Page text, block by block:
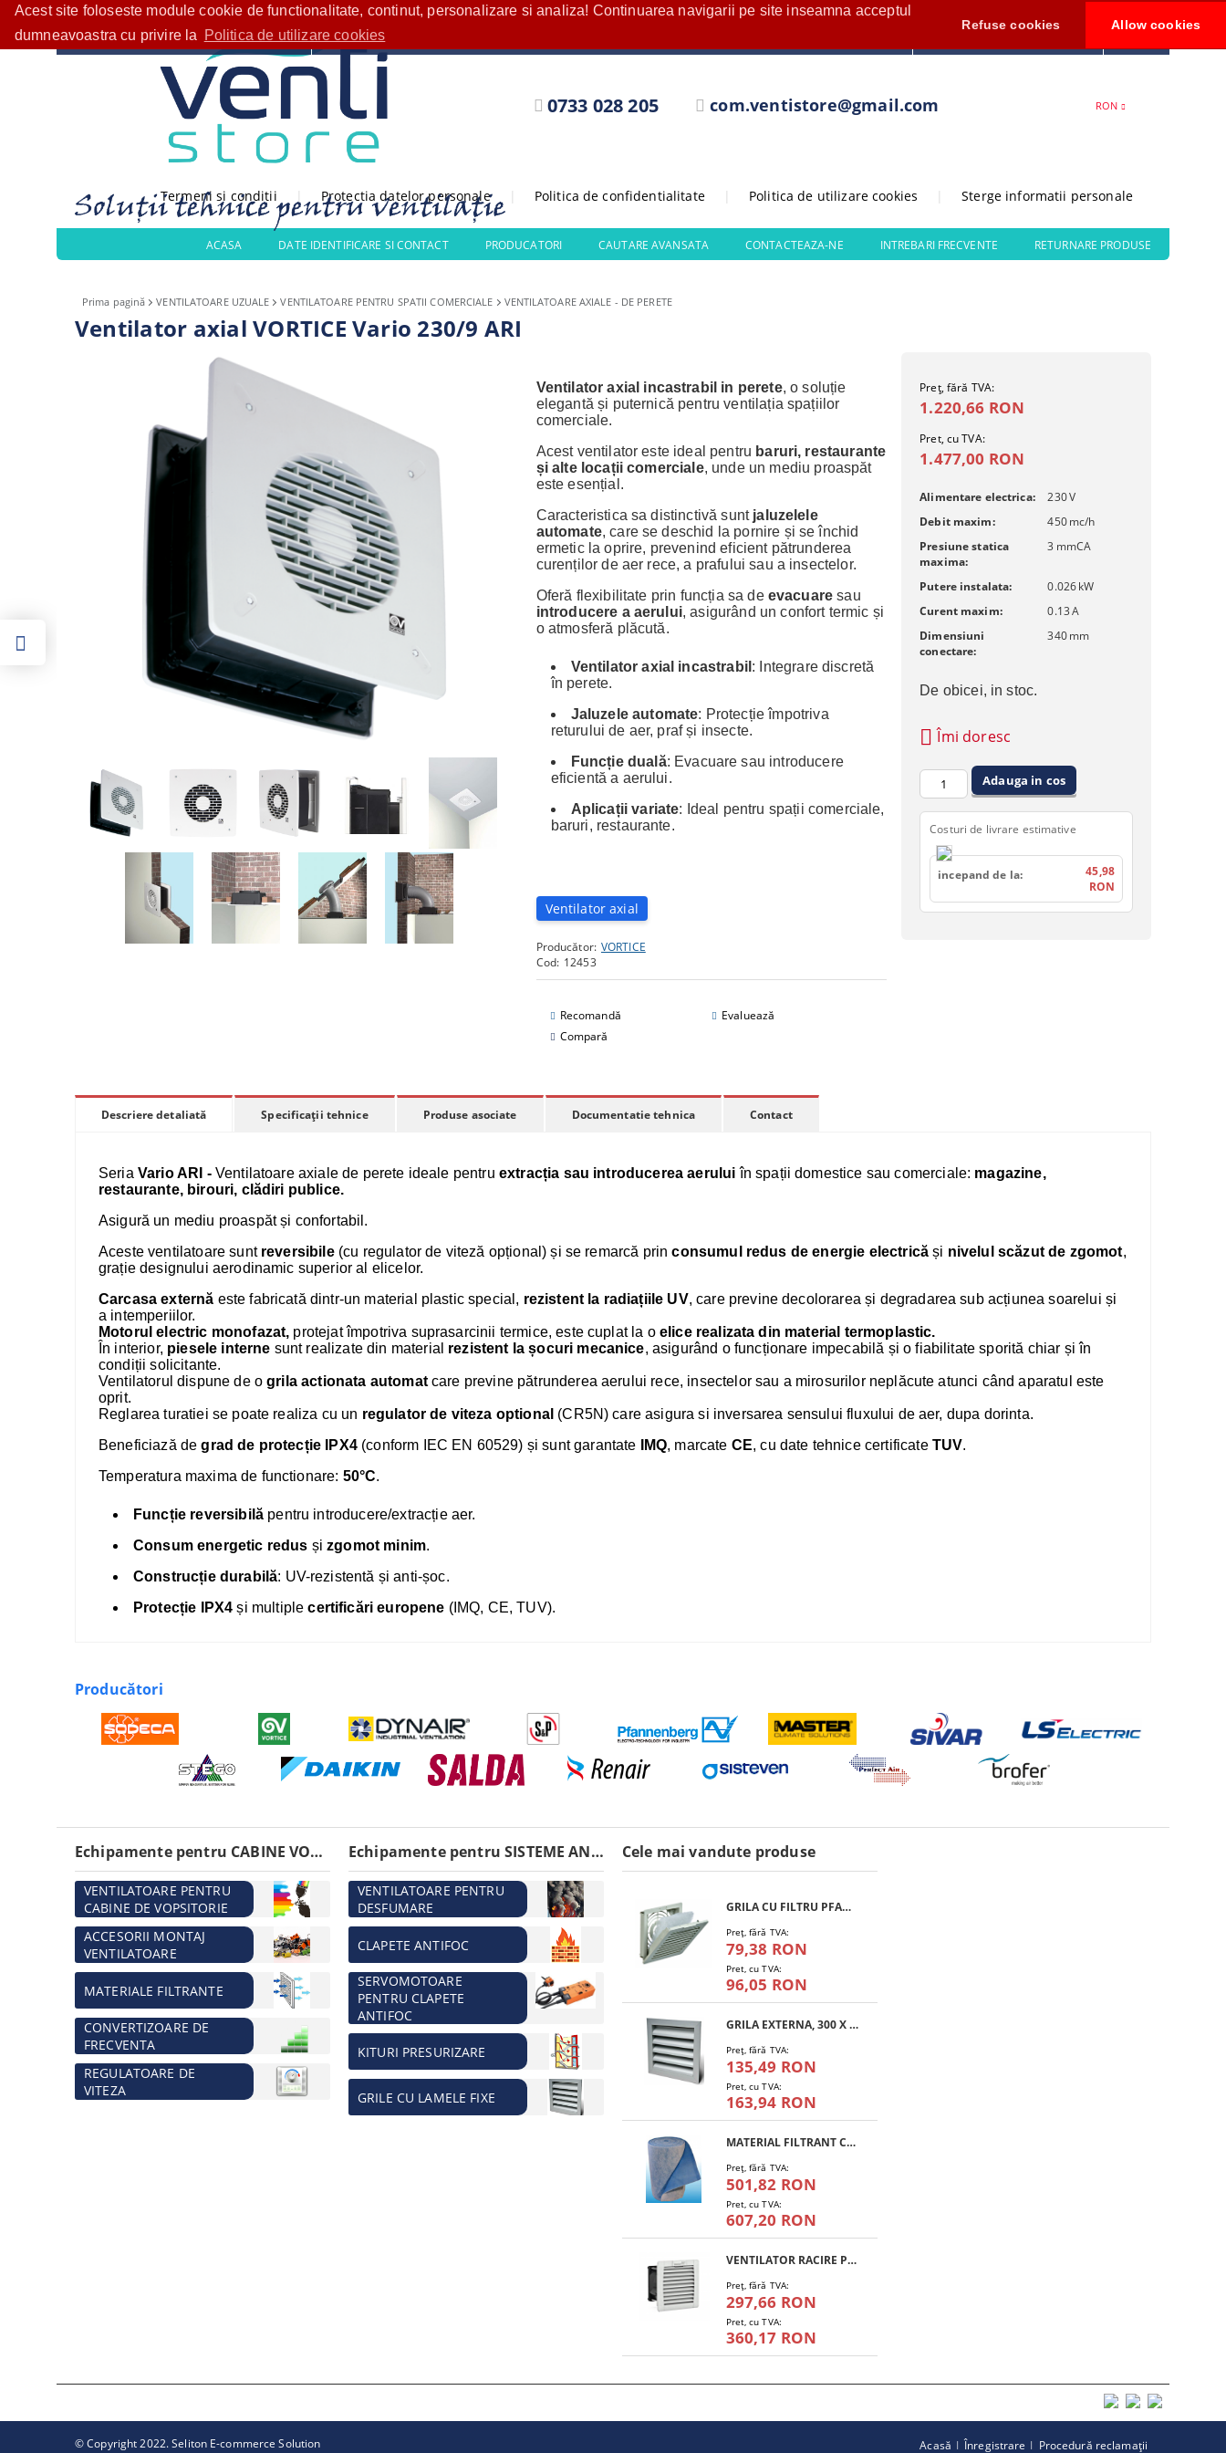
Acest site foloseste module cookie de functionalitate, continut, personalizare si analiza! Continuarea navigarii pe site inseamna acceptul
dumneavoastra cu privire la
Politica de utilizare cookies
Refuse cookies Allow cookies
Bine ați venit!
0733 028 205 com.ventistore@gmail.com RON
Termeni si conditii Protectia datelor personale Politica de confidentialitate Politica de utilizare cookies Sterge informatii personale
CATEGORII PRODUSE Contul meu 0
ACASA DATE IDENTIFICARE SI CONTACT PRODUCATORI CAUTARE AVANSATA CONTACTEAZA-NE INTREBARI FRECVENTE RETURNARE PRODUSE
Prima pagină VENTILATOARE UZUALE VENTILATOARE PENTRU SPATII COMERCIALE VENTILATOARE AXIALE - DE PERETE
Ventilator axial VORTICE Vario 230/9 ARI
Ventilator axial incastrabil in perete, o soluție
elegantă și puternică pentru ventilația spațiilor
comerciale.
Acest ventilator este ideal pentru baruri, restaurante
și alte locații comerciale, unde un mediu proaspăt
este esențial.
Caracteristica sa distinctivă sunt jaluzelele
automate, care se deschid la pornire și se închid
ermetic la oprire, prevenind eficient pătrunderea
curenților de aer rece, a prafului sau a insectelor.
Oferă flexibilitate prin funcția sa de evacuaresau
introducere a aerului, asigurând un confort termic și
o atmosferă plăcută.
Ventilator axial incastrabil : Integrare discretă
în perete.
Jaluzele automate: Protecție împotriva
returului de aer, praf și insecte.
Funcție duală: Evacuare sau introducere
eficientă a aerului.
Aplicații variate: Ideal pentru spații comerciale,
baruri, restaurante.
Ventilator axial
Producător: VORTICE
Cod: 12453
Recomandă
Evaluează
Compară
Preţ, fără TVA:
1.220,66 RON
Pret, cu TVA:
1.477,00 RON
Alimentare electrica: 230V
Debit maxim:
450mc/h
Presiune statica
maxima:
3 mmCA
Putere instalata: 0.026kW
Curent maxim:
0.13A
Dimensiuni
conectare:
340mm
De obicei, in stoc.
Îmi doresc
Costuri de livrare estimative
incepand de la:
45,98
RON
Descriere detaliată Specificații tehnice Produse asociate Documentatie tehnica Contact
Seria Vario ARI -Ventilatoare axiale de perete ideale pentru extracția sau introducerea aerului în spații domestice sau comerciale: magazine,
restaurante, birouri, clădiri publice.
Asigură un mediu proaspăt și confortabil.
Aceste ventilatoare sunt reversibile(cu regulator de viteză opțional) și se remarcă princonsumul redus de energie electrică și nivelul scăzut de zgomot,
grație designului aerodinamic superior al elicelor.
Carcasa externă este fabricată dintr-un material plastic special, rezistent la radiațiile UV, care previne decolorarea și degradarea sub acțiunea soarelui și
a intemperiilor.
Motorul electric monofazat, protejat împotriva suprasarcinii termice, este cuplat la o elice realizata din material termoplastic.
În interior, piesele interne sunt realizate din material rezistent la șocuri mecanice, asigurând o funcționare impecabilă și o fiabilitate sporită chiar și în
condiții solicitante.
Ventilatorul dispune de ogrila actionata automatcare previne pătrunderea aerului rece, insectelor sau a mirosurilor neplăcute atunci când aparatul este
oprit.
Reglarea turatiei se poate realiza cu un regulator de viteza optional (CR5N) care asigura si inversarea sensului fluxului de aer, dupa dorinta.
Beneficiază degrad de protecție IPX4(conform IEC EN 60529) și sunt garantate IMQ, marcate CE, cu date tehnice certificate TUV.
Temperatura maxima de functionare: 50°C.
Funcție reversibilă pentru introducere/extracție aer.
Consum energetic redus șizgomot minim.
Construcție durabilă: UV-rezistentă și anti-șoc.
Protecție IPX4 și multiplecertificări europene (IMQ, CE, TUV).
Producători
Echipamente pentru CABINE VOPSITORIE
VENTILATOARE PENTRU
CABINE DE VOPSITORIE
ACCESORII MONTAJ
VENTILATOARE
MATERIALE FILTRANTE
CONVERTIZOARE DE
FRECVENTA
REGULATOARE DE
VITEZA
Echipamente pentru SISTEME ANTIINCENDIU
VENTILATOARE PENTRU
DESFUMARE
CLAPETE ANTIFOC
SERVOMOTOARE
PENTRU CLAPETE
ANTIFOC
KITURI PRESURIZARE
GRILE CU LAMELE FIXE
Cele mai vandute produse
GRILA CU FILTRU PFANNENBERG PFA 10.000
Preţ, fără TVA:
79,38 RON
Pret, cu TVA:
96,05 RON
GRILA EXTERNA, 300 X 300 MM
Preţ, fără TVA:
135,49 RON
Pret, cu TVA:
163,94 RON
MATERIAL FILTRANT CLASA G4 - RULOU
Preţ, fără TVA:
501,82 RON
Pret, cu TVA:
607,20 RON
VENTILATOR RACIRE PFANNENBERG PF 11.000
Preţ, fără TVA:
297,66 RON
Pret, cu TVA:
360,17 RON
© Copyright 2022. Seliton E-commerce Solution Acasă Înregistrare Procedură reclamaţii